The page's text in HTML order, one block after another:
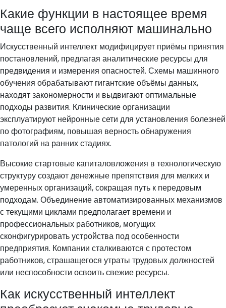
Какие функции в настоящее время
чаще всего исполняют машинально
Искусственный интеллект модифицирует приёмы принятия
постановлений, предлагая аналитические ресурсы для
предвидения и измерения опасностей. Схемы машинного
обучения обрабатывают гигантские объёмы данных,
находят закономерности и выдвигают оптимальные
подходы развития. Клинические организации
эксплуатируют нейронные сети для установления болезней
по фотографиям, повышая верность обнаружения
патологий на ранних стадиях.
Высокие стартовые капиталовложения в технологическую
структуру создают денежные препятствия для мелких и
умеренных организаций, сокращая путь к передовым
подходам. Объединение автоматизированных механизмов
с текущими циклами предполагает времени и
профессиональных работников, могущих
сконфигурировать устройства под особенности
предприятия. Компании сталкиваются с протестом
работников, страшащегося утраты трудовых должностей
или неспособности освоить свежие ресурсы.
Как искусственный интеллект